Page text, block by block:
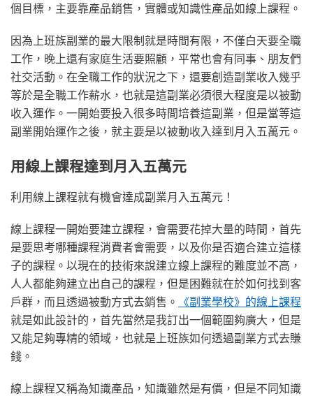
個目標，主要靠產品銷售，實體或知識性產品如線上課程。
因為上班族副業的最大限制就是時間有限，不僅白天要全職
工作，晚上還有家庭生活要照顧，平常也會有同事、朋友們
社交活動。在全職工作的狀況之下，還要創造副業收入幾乎
等於是全職工作薪水，也就是這副業必須很大程度是以被動
收入運作。一開始要投入很多時間培養這副業，但是當等這
副業開始運作之後，就主要是以被動收入達到月入五萬元。
用線上課程達到月入五萬元
利用線上課程就有機會達成副業月入五萬元！
線上課程一開始要建立課程，會需要花掉大量的時間，首先
是要思考哪種課程消費者會需要，以及你是否適合建立這樣
子的課程。以現在的技術來說建立線上課程的難度並不高，
人人都能夠建立出自己的課程，但是困難就在於如何找到客
戶群，而且透過被動方式去銷售。
《副業學校》的線上課程
就是如此設計的，首先當然是我訂出一個範圍夠廣大，但是
又能足夠專精的領域，也就是上班族如何透過副業方式去賺
錢。
線上課程又稱為知識產品，知識雖然是有價，但是不同知識